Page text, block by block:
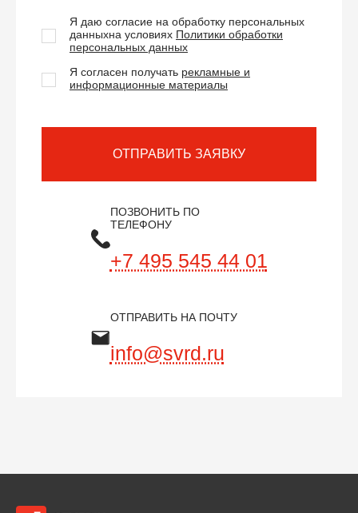
Я даю согласие на обработку персональных
данныхна условиях Политики обработки
персональных данных
Я согласен получать рекламные и
информационные материалы
ОТПРАВИТЬ ЗАЯВКУ
ПОЗВОНИТЬ ПО
ТЕЛЕФОНУ
+7 495 545 44 01
ОТПРАВИТЬ НА ПОЧТУ
info@svrd.ru